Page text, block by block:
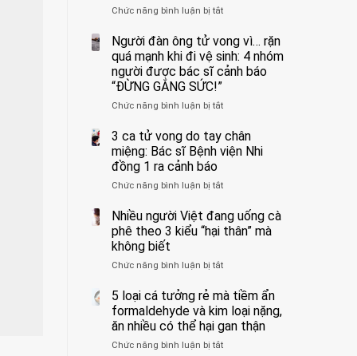
Chức năng bình luận bị tắtở
trai
11
tuổi
phải
bỏ
hoàn
vì
bỏ
cảm
này
suốt
bác
“Xoắn
900
độ,
không
kịp
Người đàn ông tử vong vì… rặn
quá mạnh khi đi vệ sinh: 4 nhóm
người được bác sĩ cảnh báo
“ĐỪNG GẮNG SỨC!”
Chức năng bình luận bị tắtở
đàn
ông
vì…
quá
mạnh
vệ
4
nhóm
người
được
bác
3 ca tử vong do tay chân
miệng: Bác sĩ Bệnh viện Nhi
đồng 1 ra cảnh báo
Chức năng bình luận bị tắtở
ca
tử
tay
miệng:
Bác
Bệnh
viện
Nhiều người Việt đang uống cà
phê theo 3 kiểu “hại thân” mà
không biết
Chức năng bình luận bị tắtở
người
Việt
đang
uống
cà
5 loại cá tưởng rẻ mà tiềm ẩn
formaldehyde và kim loại nặng,
ăn nhiều có thể hại gan thận
Chức năng bình luận bị tắtở